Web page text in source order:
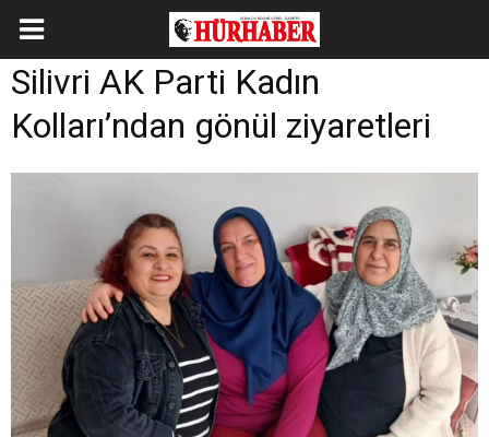
Silivri AK Parti Kadın
Kolları’ndan gönül ziyaretleri